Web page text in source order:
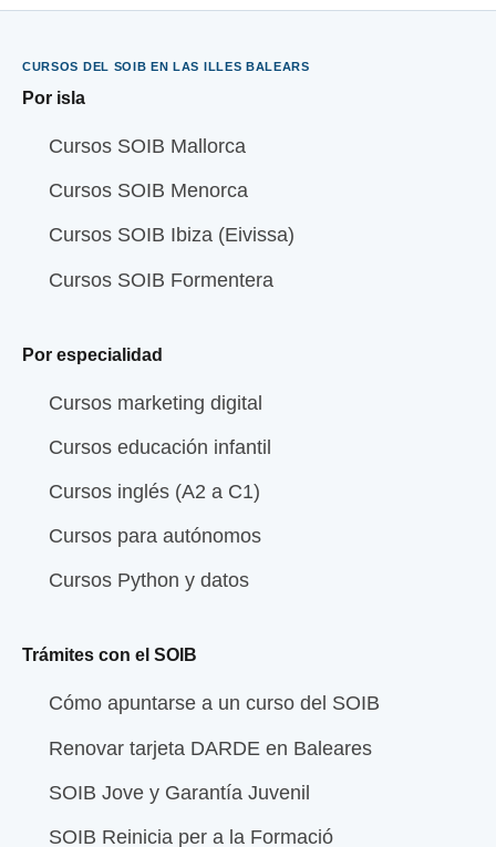
CURSOS DEL SOIB EN LAS ILLES BALEARS
Por isla
Cursos SOIB Mallorca
Cursos SOIB Menorca
Cursos SOIB Ibiza (Eivissa)
Cursos SOIB Formentera
Por especialidad
Cursos marketing digital
Cursos educación infantil
Cursos inglés (A2 a C1)
Cursos para autónomos
Cursos Python y datos
Trámites con el SOIB
Cómo apuntarse a un curso del SOIB
Renovar tarjeta DARDE en Baleares
SOIB Jove y Garantía Juvenil
SOIB Reinicia per a la Formació